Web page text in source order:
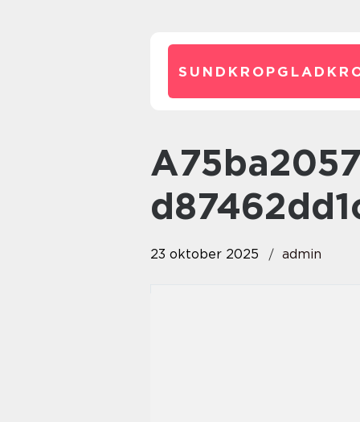
a75ba205764e4cdbeeb03e14e
23 oktober 2025 admin